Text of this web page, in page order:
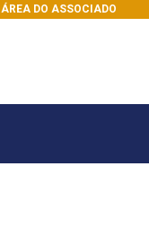
ÁREA DO ASSOCIADO